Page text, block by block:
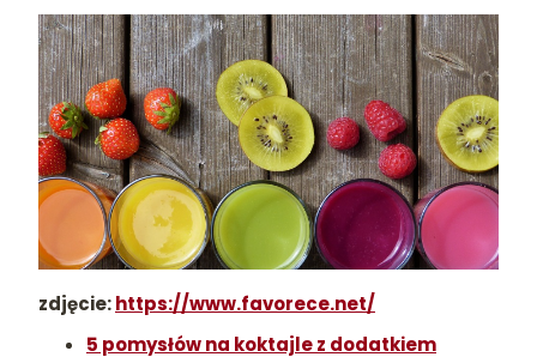
zdjęcie:https://www.favorece.net/
5 pomysłów na koktajle z dodatkiem